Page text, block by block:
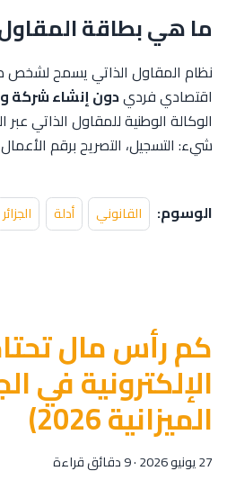
ما هي بطاقة المقاول
نظام المقاول الذاتي يسمح لشخص
اقتصادي فرديدون إنشاء شركة
الوكالة الوطنية للمقاول الذاتي عبر
شيء: التسجيل، التصريح برقم
الوسوم: القانوني أدلة الجزائر
كم رأس مال
الإلكترونية في
الميزانية 2026)
27 يونيو 2026 ·9 دقائق قراءة